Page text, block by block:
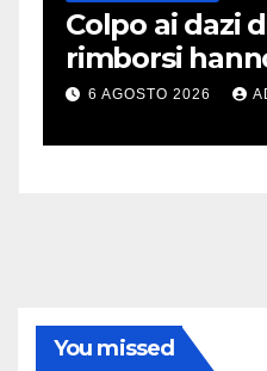
Colpo ai dazi
rimborsi
i 100 miliardi
6 AGOSTO 2026
You missed